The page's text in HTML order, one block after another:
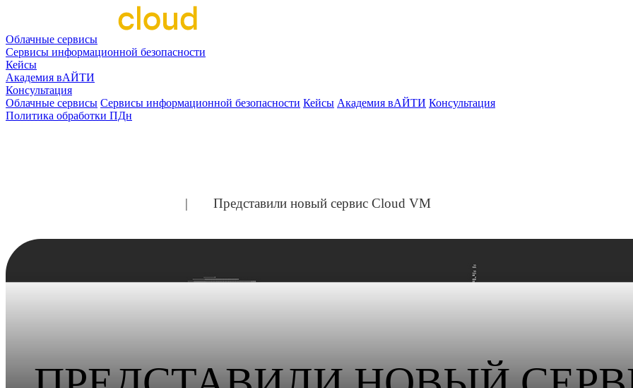
Облачные сервисы
Сервисы информационной безопасности
Кейсы
Академия вАЙТИ
Консультация
Облачные сервисы Сервисы информационной безопасности Кейсы Академия вАЙТИ Консультация
Политика обработки ПДн
Представили новый сервис Cloud VM